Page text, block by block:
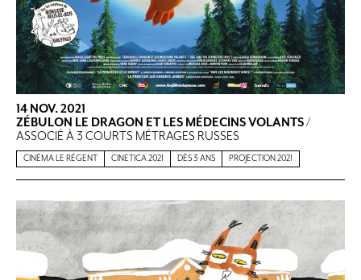
14 NOV. 2021
ZÉBULON LE DRAGON ET LES MÉDECINS VOLANTS/
ASSOCIÉ À 3 COURTS MÉTRAGES RUSSES
CINÉMA LE RÉGENT CINETICA 2021 DÈS 3 ANS PROJECTION 2021